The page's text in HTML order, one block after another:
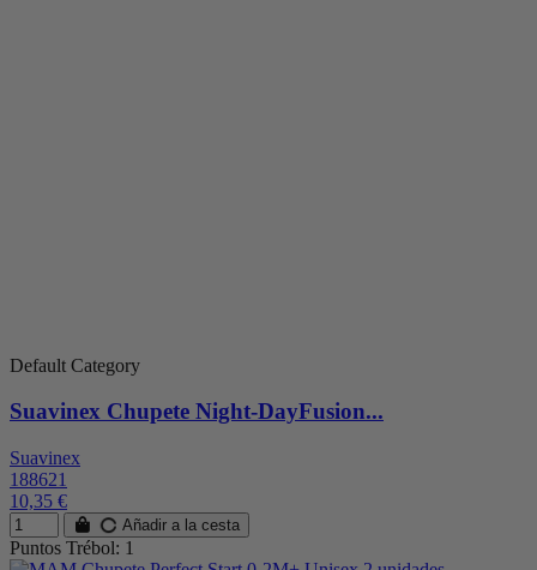
Default Category
Suavinex Chupete Night-DayFusion...
Suavinex
188621
10,35 €
Añadir a la cesta
Puntos Trébol: 1